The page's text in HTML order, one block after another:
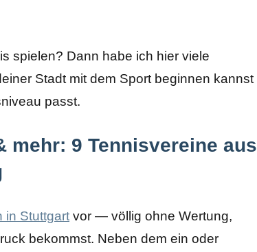
spielen? Dann habe ich hier viele
Stadt mit dem Sport beginnen kannst
passt.
mehr: 9 Tennisvereine aus
in Stuttgart vor — völlig ohne Wertung,
bekommst. Neben dem ein oder